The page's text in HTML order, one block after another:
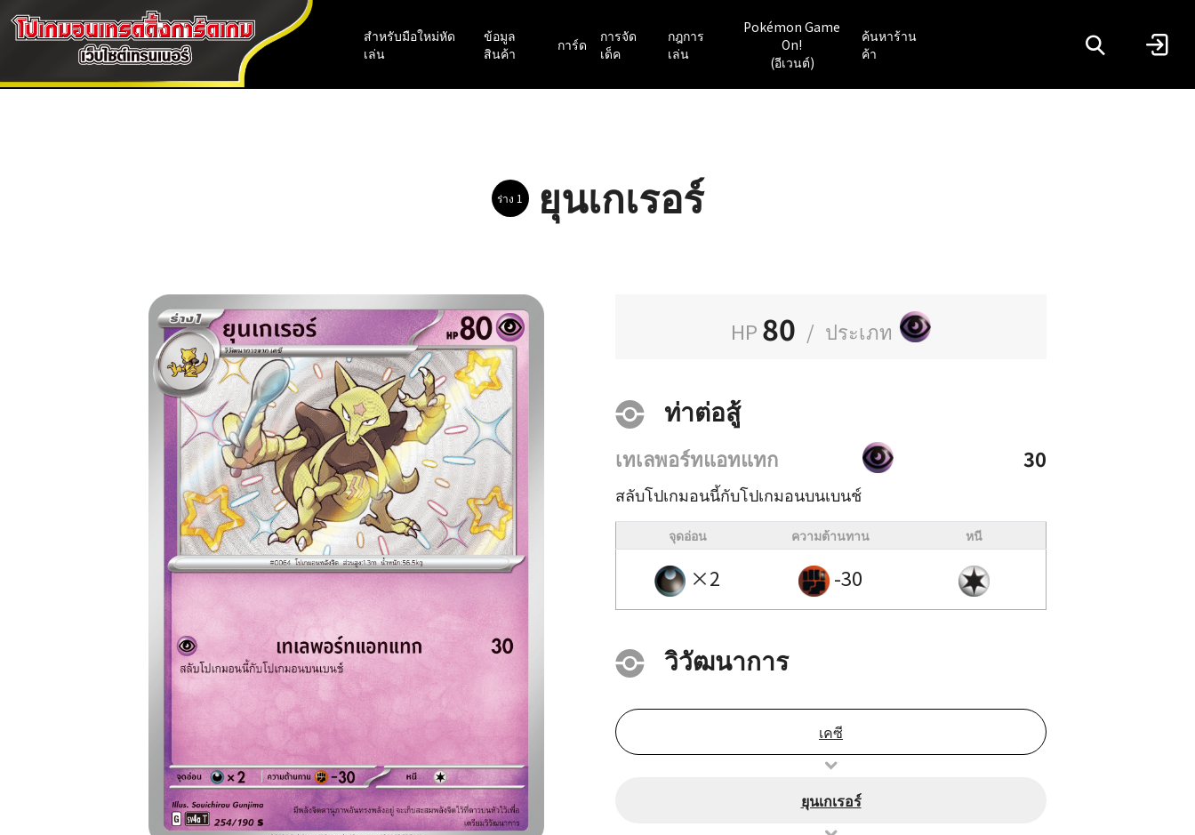
สำหรับมือใหม่หัด
เล่น
ข้อมูล
สินค้า
การ์ด
การจัด
เด็ค
กฎการ
เล่น
Pokémon Game
On!
(อีเวนต์)
ค้นหาร้าน
ค้า
ร่าง 1 ยุนเกเรอร์
HP 80 / ประเภท
ท่าต่อสู้
เทเลพอร์ทแอทแทก 30
สลับโปเกมอนนี้กับโปเกมอนบนเบนช์
จุดอ่อน ความต้านทาน หนี
×2 -30
วิวัฒนาการ
เคซี
ยุนเกเรอร์